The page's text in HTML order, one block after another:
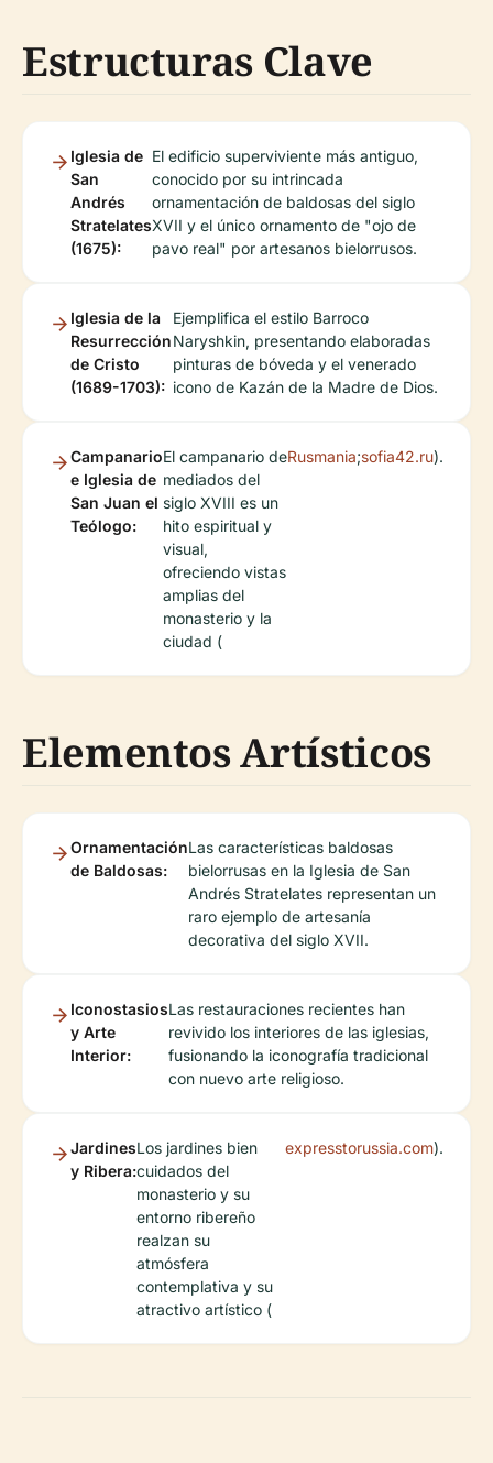
Estructuras Clave
Iglesia de
San
Andrés
Stratelates
(1675):
El edificio superviviente más antiguo,
conocido por su intrincada
ornamentación de baldosas del siglo
XVII y el único ornamento de "ojo de
pavo real" por artesanos bielorrusos.
Iglesia de la
Resurrección
de Cristo
(1689-1703):
Ejemplifica el estilo Barroco
Naryshkin, presentando elaboradas
pinturas de bóveda y el venerado
icono de Kazán de la Madre de Dios.
Campanario
e Iglesia de
San Juan el
Teólogo:
El campanario de
mediados del
siglo XVIII es un
hito espiritual y
visual,
ofreciendo vistas
amplias del
monasterio y la
ciudad (
Rusmania;sofia42.ru).
Elementos Artísticos
Ornamentación
de Baldosas:
Las características baldosas
bielorrusas en la Iglesia de San
Andrés Stratelates representan un
raro ejemplo de artesanía
decorativa del siglo XVII.
Iconostasios
y Arte
Interior:
Las restauraciones recientes han
revivido los interiores de las iglesias,
fusionando la iconografía tradicional
con nuevo arte religioso.
Jardines
y Ribera:
Los jardines bien
cuidados del
monasterio y su
entorno ribereño
realzan su
atmósfera
contemplativa y su
atractivo artístico (
expresstorussia.com).